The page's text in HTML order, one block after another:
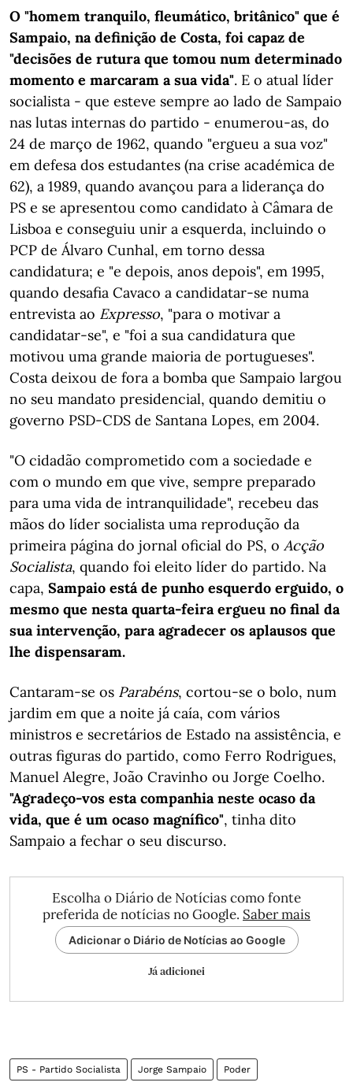
O "homem tranquilo, fleumático, britânico" que é
Sampaio, na definição de Costa, foi capaz de
"decisões de rutura que tomou num determinado
momento e marcaram a sua vida". E o atual líder
socialista - que esteve sempre ao lado de Sampaio
nas lutas internas do partido - enumerou-as, do
24 de março de 1962, quando "ergueu a sua voz"
em defesa dos estudantes (na crise académica de
62), a 1989, quando avançou para a liderança do
PS e se apresentou como candidato à Câmara de
Lisboa e conseguiu unir a esquerda, incluindo o
PCP de Álvaro Cunhal, em torno dessa
candidatura; e "e depois, anos depois", em 1995,
quando desafia Cavaco a candidatar-se numa
entrevista ao Expresso, "para o motivar a
candidatar-se", e "foi a sua candidatura que
motivou uma grande maioria de portugueses".
Costa deixou de fora a bomba que Sampaio largou
no seu mandato presidencial, quando demitiu o
governo PSD-CDS de Santana Lopes, em 2004.
"O cidadão comprometido com a sociedade e
com o mundo em que vive, sempre preparado
para uma vida de intranquilidade", recebeu das
mãos do líder socialista uma reprodução da
primeira página do jornal oficial do PS, o Acção
Socialista, quando foi eleito líder do partido. Na
capa, Sampaio está de punho esquerdo erguido, o
mesmo que nesta quarta-feira ergueu no final da
sua intervenção, para agradecer os aplausos que
lhe dispensaram.
Cantaram-se os Parabéns, cortou-se o bolo, num
jardim em que a noite já caía, com vários
ministros e secretários de Estado na assistência, e
outras figuras do partido, como Ferro Rodrigues,
Manuel Alegre, João Cravinho ou Jorge Coelho.
"Agradeço-vos esta companhia neste ocaso da
vida, que é um ocaso magnífico", tinha dito
Sampaio a fechar o seu discurso.
Escolha o Diário de Notícias como fonte
preferida de notícias no Google. Saber mais
Adicionar o Diário de Notícias ao Google
Já adicionei
PS - Partido Socialista Jorge Sampaio Poder